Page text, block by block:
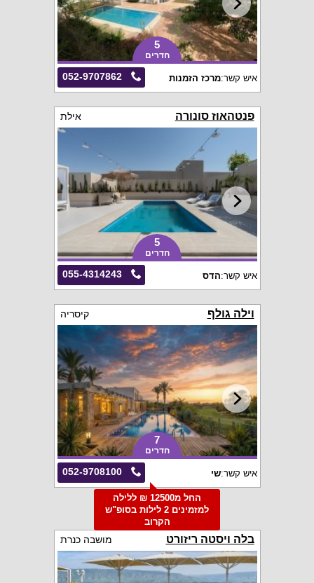
5
חדרים
052-9707862 איש קשר:מרכז הזמנות
פנטהאוז סונורה אילת
5
חדרים
055-4314243 איש קשר:הדס
וילה גולף קיסריה
7
חדרים
052-9708100 איש קשר:שי
החל מ12500 ₪ ללילה
למזמינים 2 לילות בסופ"ש
הקרוב
בלה ויסטה ריזורט מושבה כנרת